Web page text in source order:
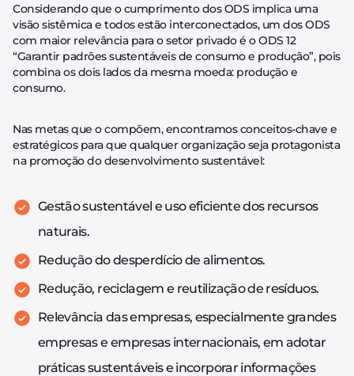
Considerando que o cumprimento dos ODS implica uma
visão sistêmica e todos estão interconectados, um dos ODS
com maior relevância para o setor privado é o ODS 12
“Garantir padrões sustentáveis de consumo e produção”, pois
combina os dois lados da mesma moeda: produção e
consumo.
Nas metas que o compõem, encontramos conceitos-chave e
estratégicos para que qualquer organização seja protagonista
na promoção do desenvolvimento sustentável:
Gestão sustentável e uso eficiente dos recursos
naturais.
Redução do desperdício de alimentos.
Redução, reciclagem e reutilização de resíduos.
Relevância das empresas, especialmente grandes
empresas e empresas internacionais, em adotar
práticas sustentáveis e incorporar informações